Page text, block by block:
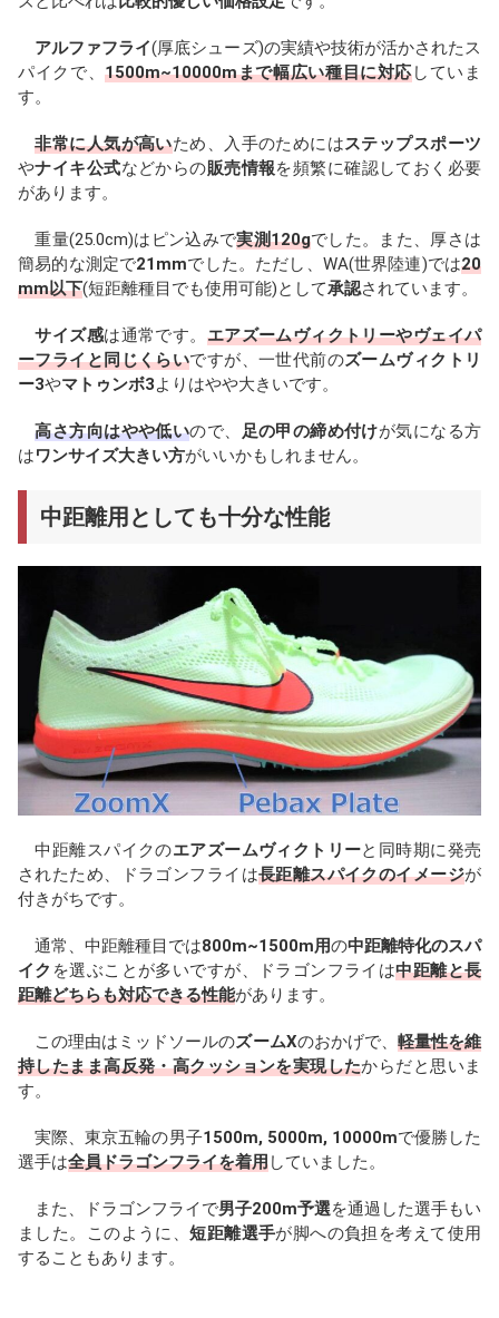
アルファフライ(厚底シューズ)の実績や技術が活かされたス
パイクで、1500m~10000mまで幅広い種目に対応していま
す。
非常に人気が高いため、入手のためにはステップスポーツ
やナイキ公式などからの販売情報を頻繁に確認しておく必要
があります。
重量(25.0cm)はピン込みで実測120gでした。また、厚さは
簡易的な測定で21mmでした。ただし、WA(世界陸連)では20
mm以下(短距離種目でも使用可能)として承認されています。
サイズ感は通常です。 エアズームヴィクトリーやヴェイパ
ーフライと同じくらいですが、一世代前のズームヴィクトリ
ー3やマトゥンボ3よりはやや大きいです。
高さ方向はやや低いので、 足の甲の締め付けが気になる方
はワンサイズ大きい方がいいかもしれません。
中距離用としても十分な性能
中距離スパイクのエアズームヴィクトリーと同時期に発売
されたため、ドラゴンフライは長距離スパイクのイメージが
付きがちです。
通常、中距離種目では800m~1500m用の中距離特化のスパ
イク を選ぶことが多いですが、ドラゴンフライは中距離と長
距離どちらも対応できる性能があります。
この理由はミッドソールのズームXのおかげで、 軽量性を維
持したまま高反発・高クッションを実現したからだと思いま
す。
実際、東京五輪の男子1500m, 5000m, 10000mで優勝した
選手は全員ドラゴンフライを着用していました。
また、ドラゴンフライで男子200m予選を通過した選手もい
ました。このように、短距離選手が脚への負担を考えて使用
することもあります。